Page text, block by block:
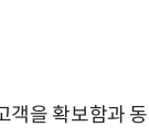
을 확보함과 동